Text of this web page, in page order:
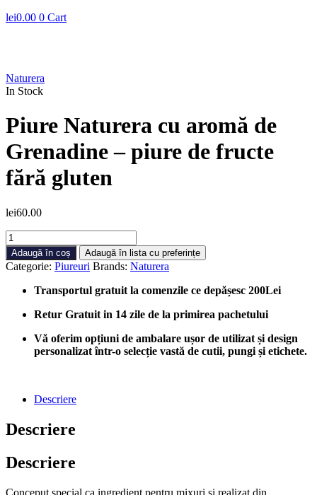
lei0.00 0 Cart
Naturera
In Stock
Piure Naturera cu aromă de
Grenadine – piure de fructe
fără gluten
lei60.00
Cantitate
Piure
Naturera
cu
aromă
Grenadine
piure
Adaugă în coș Adaugă în lista cu preferințe
Categorie: Piureuri Brands: Naturera
Transportul gratuit la comenzile ce depășesc 200Lei
Retur Gratuit in 14 zile de la primirea pachetului
Vă oferim opțiuni de ambalare ușor de utilizat și design
personalizat într-o selecție vastă de cutii, pungi și etichete.
Descriere
Descriere
Descriere
Conceput special ca ingredient pentru mixuri și realizat din